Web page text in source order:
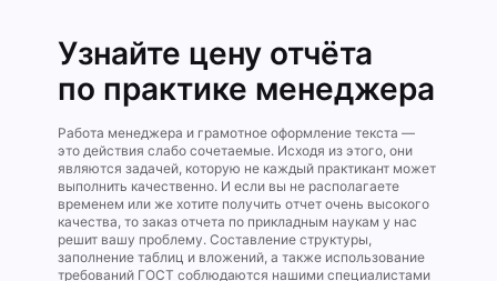
Узнайте цену отчёта
по практике менеджера
Работа менеджера и грамотное оформление текста —
это действия слабо сочетаемые. Исходя из этого, они
являются задачей, которую не каждый практикант может
выполнить качественно. И если вы не располагаете
временем или же хотите получить отчет очень высокого
качества, то заказ отчета по прикладным наукам у нас
решит вашу проблему. Составление структуры,
заполнение таблиц и вложений, а также использование
требований ГОСТ соблюдаются нашими специалистами